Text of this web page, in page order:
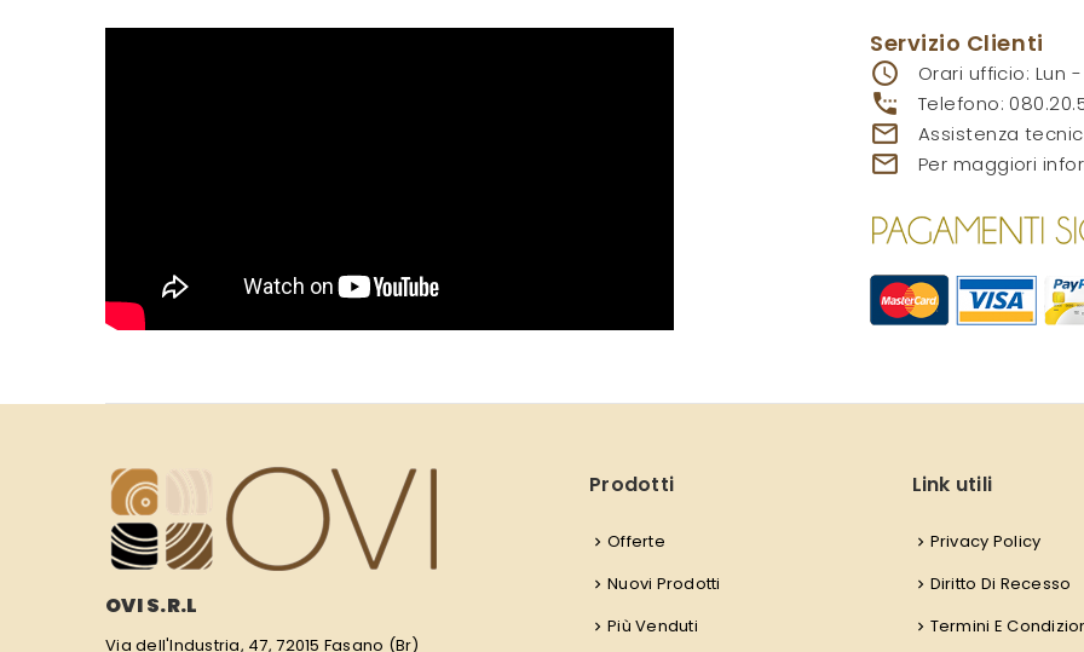
Servizio Clienti
access_time
Orari ufficio: Lun
settings_phone Telefono:
mail_outline Assistenza
mail_outline Per maggiori
OVI S.R.L
Via dell'Industria, 47, 72015 Fasano (Br)
Prodotti
Offerte
Nuovi Prodotti
Più Venduti
Link utili
Privacy Policy
Diritto Di Recesso
Termini E